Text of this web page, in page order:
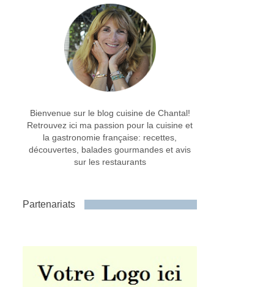
Bienvenue sur le blog cuisine de Chantal!
Retrouvez ici ma passion pour la cuisine et
la gastronomie française: recettes,
découvertes, balades gourmandes et avis
sur les restaurants
Partenariats